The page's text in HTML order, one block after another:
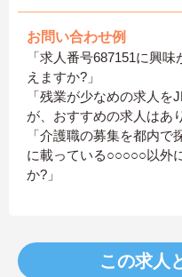
お問い合わせ例
「求人番号687151に興
えますか?」
「残業が少なめの求人
が、おすすめの求人はあ
「介護職の募集を都内
に載っている○○○○○以外
か?」
この求人